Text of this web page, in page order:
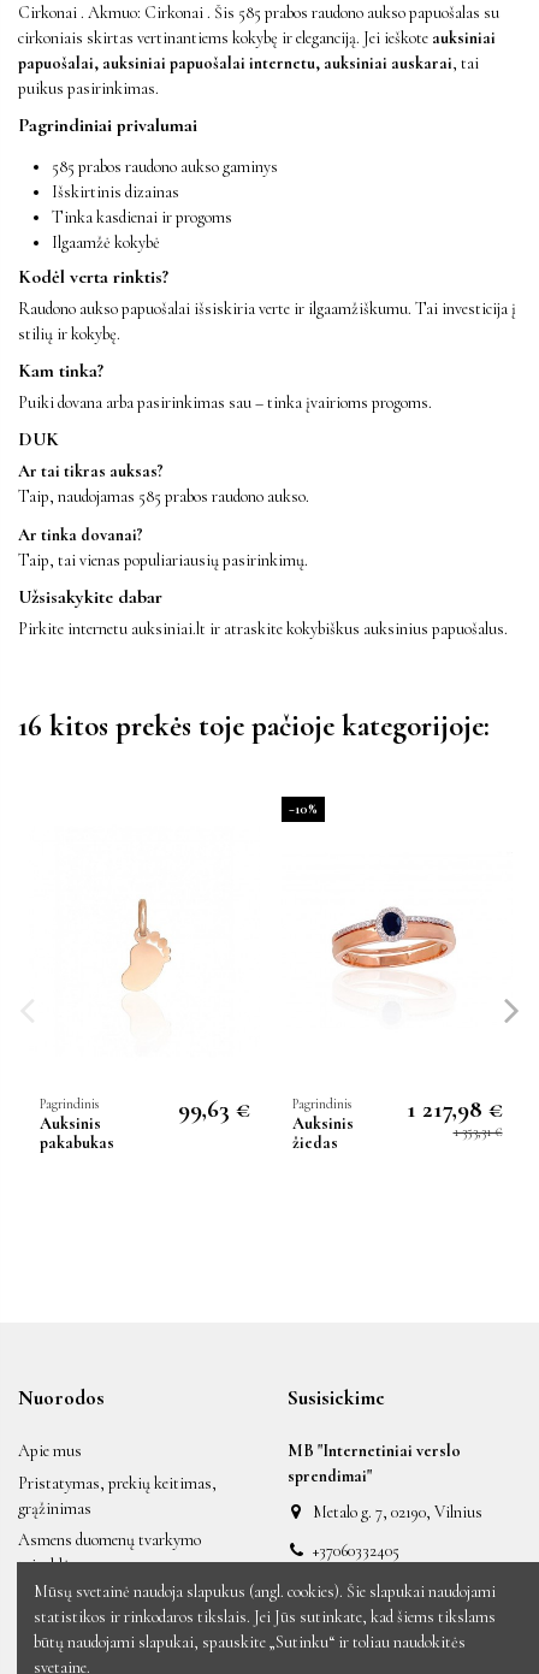
Cirkonai . Akmuo: Cirkonai . Šis 585 prabos raudono aukso papuošalas su
cirkoniais skirtas vertinantiems kokybę ir eleganciją. Jei ieškote auksiniai
papuošalai, auksiniai papuošalai internetu, auksiniai auskarai, tai
puikus pasirinkimas.
Pagrindiniai privalumai
585 prabos raudono aukso gaminys
Išskirtinis dizainas
Tinka kasdienai ir progoms
Ilgaamžė kokybė
Kodėl verta rinktis?
Raudono aukso papuošalai išsiskiria verte ir ilgaamžiškumu. Tai investicija į
stilių ir kokybę.
Kam tinka?
Puiki dovana arba pasirinkimas sau – tinka įvairioms progoms.
DUK
Ar tai tikras auksas?
Taip, naudojamas 585 prabos raudono aukso.
Ar tinka dovanai?
Taip, tai vienas populiariausių pasirinkimų.
Užsisakykite dabar
Pirkite internetu auksiniai.lt ir atraskite kokybiškus auksinius papuošalus.
16 kitos prekės toje pačioje kategorijoje:
Pagrindinis
Auksinis
pakabukas
99,63 €
−10%
Pagrindinis
Auksinis
žiedas
1 217,98 €
1 353,31 €
Nuorodos
Apie mus
Pristatymas, prekių keitimas,
grąžinimas
Asmens duomenų tvarkymo
taisyklės
Taisyklės ir sąlygos
Naujos prekės
Sumažinta kaina
Susisiekime
MB "Internetiniai verslo
sprendimai"
Metalo g. 7, 02190, Vilnius
+37060332405
labas@auksiniai.lt
Mūsų svetainė naudoja slapukus (angl. cookies). Šie slapukai naudojami
statistikos ir rinkodaros tikslais. Jei Jūs sutinkate, kad šiems tikslams
būtų naudojami slapukai, spauskite „Sutinku“ ir toliau naudokitės
svetaine.